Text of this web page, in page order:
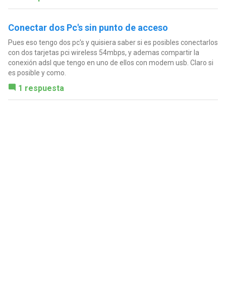
Conectar dos Pc's sin punto de acceso
Pues eso tengo dos pc's y quisiera saber si es posibles conectarlos
con dos tarjetas pci wireless 54mbps, y ademas compartir la
conexión adsl que tengo en uno de ellos con modem usb. Claro si
es posible y como.
1 respuesta